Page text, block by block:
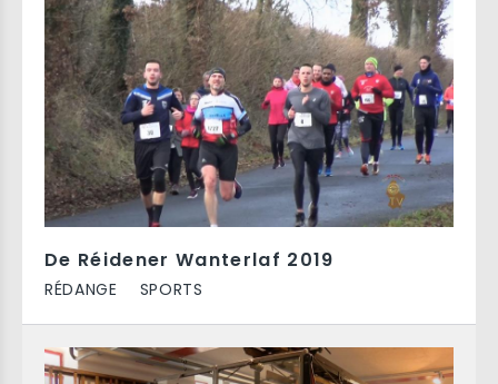
De Réidener Wanterlaf 2019
RÉDANGE SPORTS